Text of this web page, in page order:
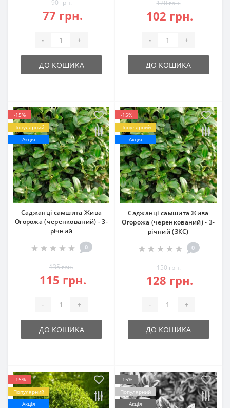
90 грн.
77 грн.
- +
ДО КОШИКА
120 грн.
102 грн.
- +
ДО КОШИКА
-15%
Популярний
Акція
Саджанці самшита Жива
Огорожа (черенкований) - 3-
річний
0
135 грн.
115 грн.
- +
ДО КОШИКА
-15%
Популярний
Акція
Саджанці самшита Жива
Огорожа (черенкований) - 3-
річний (ЗКС)
0
150 грн.
128 грн.
- +
ДО КОШИКА
-15%
Популярний
Акція
-15%
Популярний
Акція